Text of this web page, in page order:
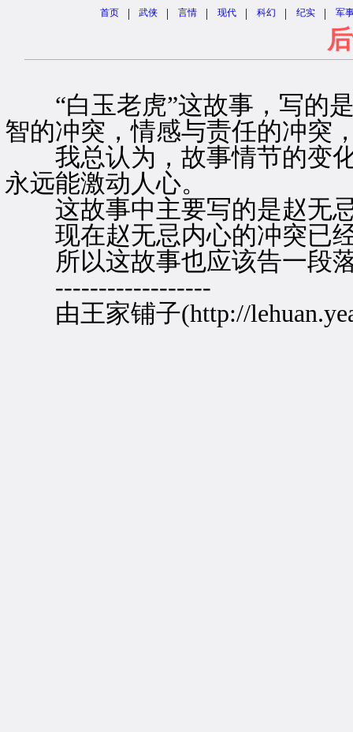
首页 | 武侠 | 言情 | 现代 | 科幻 | 纪实 | 军
“白玉老虎”这故事，写的是
智的冲突，情感与责任的冲突
我总认为，故事情节的变化
永远能激动人心。
这故事中主要写的是赵无
现在赵无忌内心的冲突已经
所以这故事也应该告一段
------------------
由王家铺子(http://